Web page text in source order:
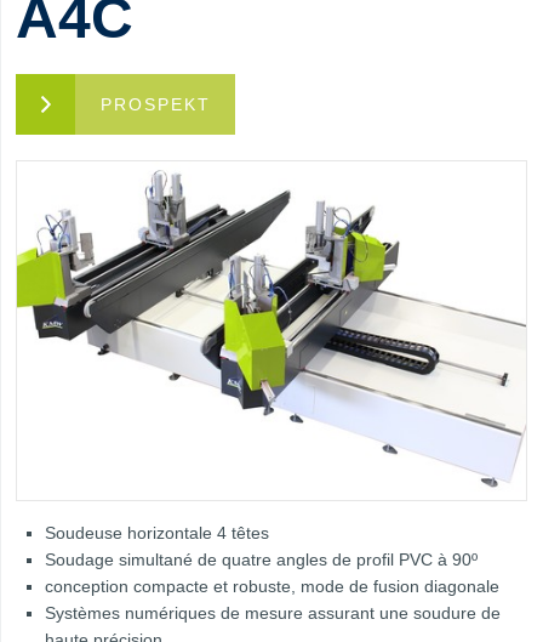
A4C
PROSPEKT
Soudeuse horizontale 4 têtes
Soudage simultané de quatre angles de profil PVC à 90º
conception compacte et robuste, mode de fusion diagonale
Systèmes numériques de mesure assurant une soudure de